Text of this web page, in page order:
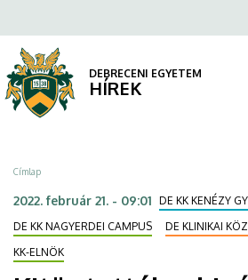
kiváló
szakdolgozókat
DEBRECENI
EGYETEM
a
tartalomra
DEBRECENI EGYETEM
HÍREK
Morzsa
Címlap
2022. február 21. - 09:01 DE KK KENÉZY
DE KK NAGYERDEI CAMPUS
DE KLINIKAI
KK-ELNÖK